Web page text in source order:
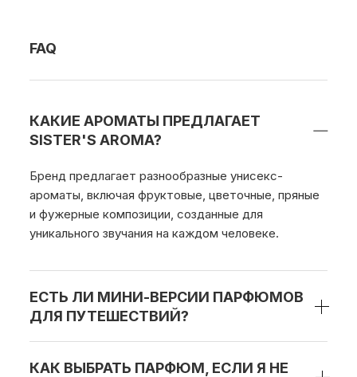
FAQ
КАКИЕ АРОМАТЫ ПРЕДЛАГАЕТ
SISTER'S AROMA?
Бренд предлагает разнообразные унисекс-
ароматы, включая фруктовые, цветочные, пряные
и фужерные композиции, созданные для
уникального звучания на каждом человеке.
ЕСТЬ ЛИ МИНИ-ВЕРСИИ ПАРФЮМОВ
ДЛЯ ПУТЕШЕСТВИЙ?
КАК ВЫБРАТЬ ПАРФЮМ, ЕСЛИ Я НЕ